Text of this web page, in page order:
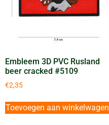
Embleem 3D PVC Rusland
beer cracked #5109
€2,35
Toevoegen aan winkelwagen